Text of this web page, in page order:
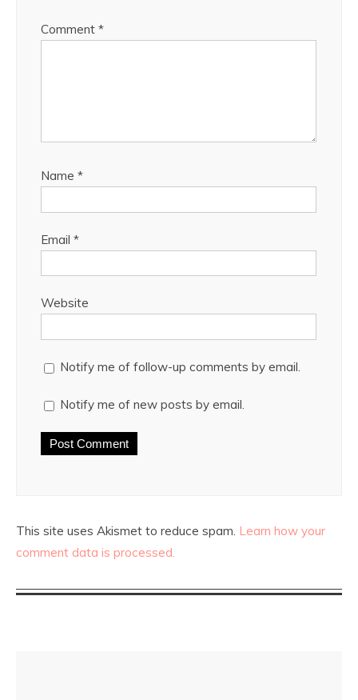
Comment *
Name *
Email *
Website
Notify me of follow-up comments by email.
Notify me of new posts by email.
This site uses Akismet to reduce spam. Learn how your
comment data is processed.